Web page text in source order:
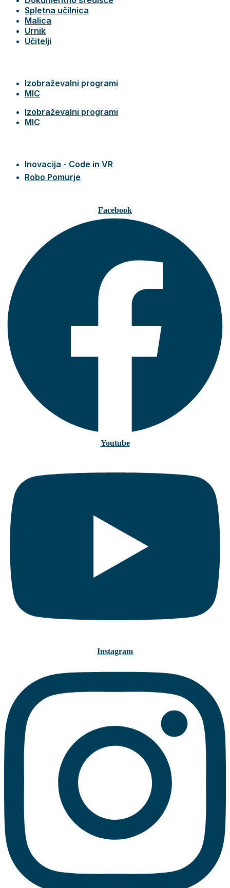
Spletna učilnica
Malica
Urnik
Učitelji
Izobraževalni programi
MIC
Izobraževalni programi
MIC
Inovacija - Code in VR
Robo Pomurje
Facebook
Youtube
Instagram